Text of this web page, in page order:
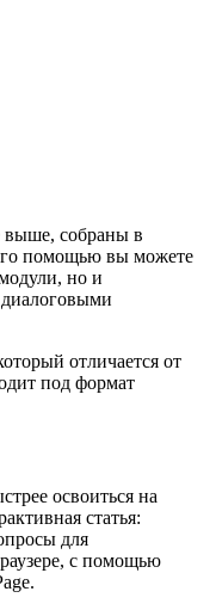
собраны в
помощью вы можете
но и
отличается от
под формат
освоиться на
статья:
для
с помощью